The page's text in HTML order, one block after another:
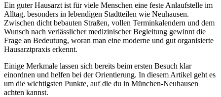
Ein guter Hausarzt ist für viele Menschen eine feste Anlaufstelle im
Alltag, besonders in lebendigen Stadtteilen wie Neuhausen.
Zwischen dicht bebauten Straßen, vollen Terminkalendern und dem
Wunsch nach verlässlicher medizinischer Begleitung gewinnt die
Frage an Bedeutung, woran man eine moderne und gut organisierte
Hausarztpraxis erkennt.
Einige Merkmale lassen sich bereits beim ersten Besuch klar
einordnen und helfen bei der Orientierung. In diesem Artikel geht es
um die wichtigsten Punkte, auf die du in München-Neuhausen
achten kannst.